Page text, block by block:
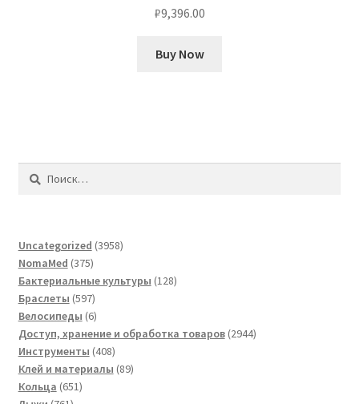
₽9,396.00
Buy Now
Найти:
Uncategorized 39583958
NomaMed 375375
товаров
Бактериальные культуры 128128
Браслеты 597597
товаров
Велосипеды 66
товаров
Доступ, хранение и обработка товаров 29442944
Инструменты 408408
товаров
Клей и материалы 8989
Кольца 651651